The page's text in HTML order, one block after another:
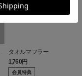
タオルマフラー
1,760円
会員特典